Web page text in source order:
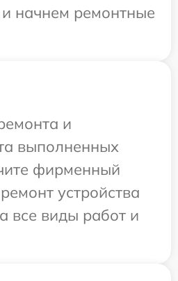
начнем ремонтные
и
выполненных
фирменный
устройства
все виды работ и